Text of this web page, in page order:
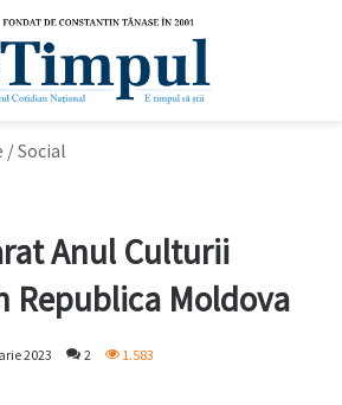
/Social
Anul Culturii
Republica Moldova
2023 2 1.583